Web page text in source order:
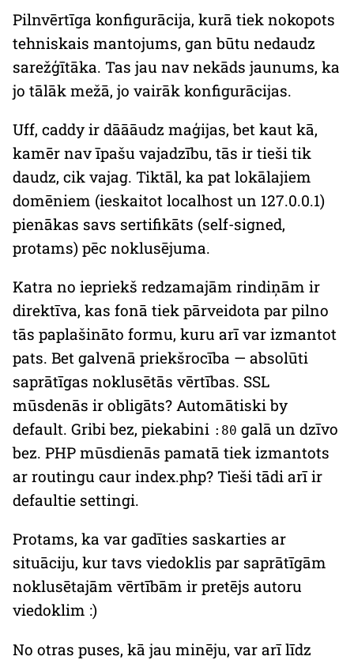
Pilnvērtīga konfigurācija, kurā tiek nokopots
tehniskais mantojums, gan būtu nedaudz
sarežģītāka. Tas jau nav nekāds jaunums, ka
jo tālāk mežā, jo vairāk konfigurācijas.
Uff, caddy ir dāāāudz maģijas, bet kaut kā,
kamēr nav īpašu vajadzību, tās ir tieši tik
daudz, cik vajag. Tiktāl, ka pat lokālajiem
domēniem (ieskaitot localhost un 127.0.0.1)
pienākas savs sertifikāts (self-signed,
protams) pēc noklusējuma.
Katra no iepriekš redzamajām rindiņām ir
direktīva, kas fonā tiek pārveidota par pilno
tās paplašināto formu, kuru arī var izmantot
pats. Bet galvenā priekšrocība — absolūti
saprātīgas noklusētās vērtības. SSL
mūsdenās ir obligāts? Automātiskiby
default. Gribi bez, piekabini :80 galā un dzīvo
bez. PHP mūsdienās pamatā tiek izmantots
ar routingu caur index.php? Tieši tādi arī ir
defaultie settingi.
Protams, ka var gadīties saskarties ar
situāciju, kur tavs viedoklis par saprātīgām
noklusētajām vērtībām ir pretējs autoru
viedoklim :)
No otras puses, kā jau minēju, var arī līdz